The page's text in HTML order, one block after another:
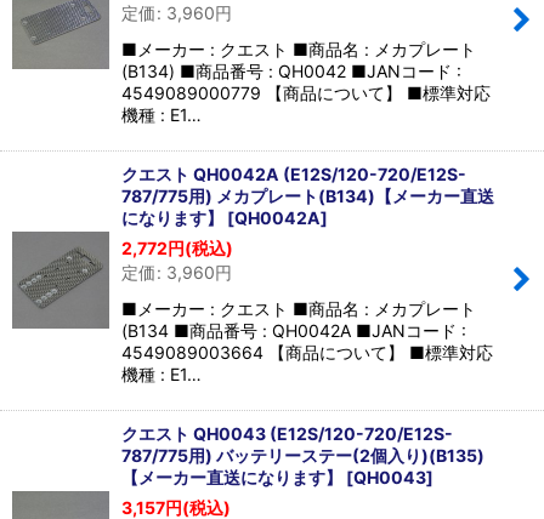
定価: 3,960円
■メーカー : クエスト ■商品名 : メカプレート
(B134) ■商品番号 : QH0042 ■JANコード :
4549089000779 【商品について】 ■標準対応
機種 : E1…
クエスト QH0042A (E12S/120-720/E12S-
787/775用) メカプレート(B134)【メーカー直送
になります】
[QH0042A]
2,772円(税込)
定価: 3,960円
■メーカー : クエスト ■商品名 : メカプレート
(B134 ■商品番号 : QH0042A ■JANコード :
4549089003664 【商品について】 ■標準対応
機種 : E1…
クエスト QH0043 (E12S/120-720/E12S-
787/775用) バッテリーステー(2個入り)(B135)
【メーカー直送になります】
[QH0043]
3,157円(税込)